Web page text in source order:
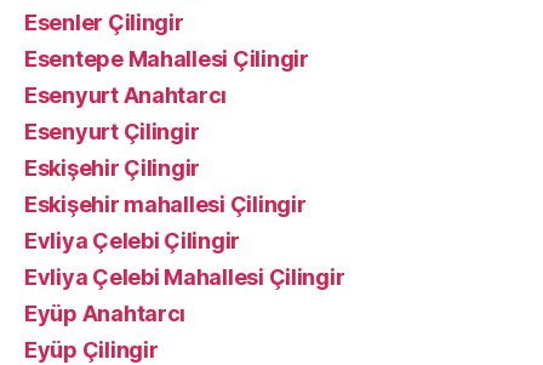
Esenler Çilingir
Esentepe Mahallesi Çilingir
Esenyurt Anahtarcı
Esenyurt Çilingir
Eskişehir Çilingir
Eskişehir mahallesi Çilingir
Evliya Çelebi Çilingir
Evliya Çelebi Mahallesi Çilingir
Eyüp Anahtarcı
Eyüp Çilingir